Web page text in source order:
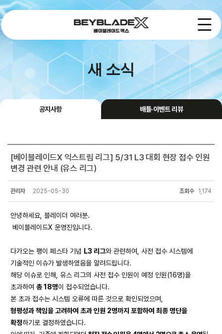
새 소식
공지사항 배틀·이벤트 리뷰
[베이블레이드X 익스트림 리그] 5/31 L3 대회 현장 접수 인원
변경 관련 안내 (유스 리그)
관리자 2025-05-30 조회수 1,174
안녕하세요, 블레이더 여러분.
베이블레이드X 운영진입니다.
다가오는 팽이 페스타 기념 L3 리그와 관련하여, 사전 접수 시스템에
기술적인 이슈가 발생하였음을 알려드립니다.
해당 이슈로 인해, 유스 리그의 사전 접수 인원이 예정 인원(16명)을
초과하여 총 18명이 접수되었습니다.
본 초과 접수는 시스템 오류에 따른 것으로 확인되었으며,
형평성과 책임을 고려하여 초과 인원 2명까지 포함하여 최종 명단을
확정하기로 결정하였습니다.